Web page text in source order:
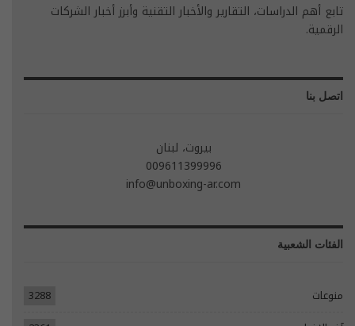
تابع أهم الدراسات، التقارير والأخبار التقنية وأبرز أخبار الشركات
الرقمية.
اتصل بنا
بيروت، لبنان
009611399996
info@unboxing-ar.com
الفئات الشعبية
منوعات
3288